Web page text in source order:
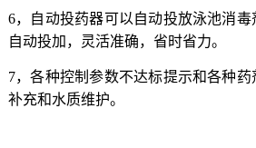
6，自动投药器可以自动投放泳池消毒
自动投加，灵活准确，省时省力。
7，各种控制参数不达标提示和各种药
补充和水质维护。